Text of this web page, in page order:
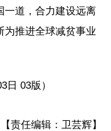
一道，合力建设远离
为推进全球减贫事业
日 03版）
【责任编辑：卫芸辉】